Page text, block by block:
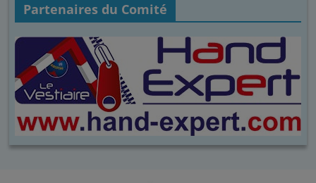
Partenaires du Comité